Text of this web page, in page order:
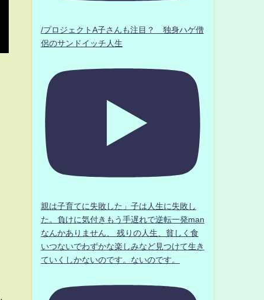
/プロジェクトA子さんも注目？ 独身ハゲ僧
侶のサンドイッチ人生
親は子育てに失敗した」子は人生に失敗し
た。負けに気付きもう手遅れで逆転一発man
なんかありません、 残りの人生、貧しく食
いつないでわずかな楽しみなど見つけて生き
ていくしかないのです。ないのです。